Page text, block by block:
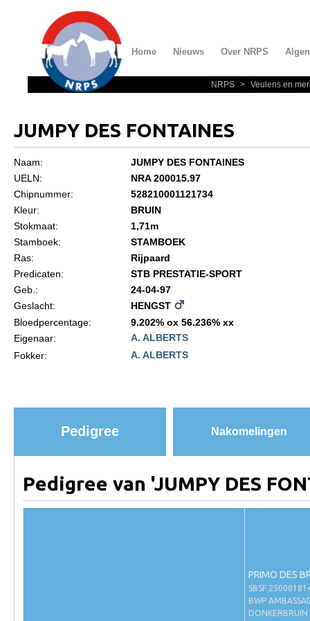
Home Nieuws Over NRPS
Over NRPS
Statuten en reglementen
Algemeen
Paardenpaspoort aanvragen
Informatie overschrijven paspoort
Animal Health Regulation
Gids voor Goede Praktijken
NRPS > Veulens en
JUMPY DES FONTAINES
Naam:
JUMPY DES FONTAINES
UELN:
NRA 200015.97
Chipnummer:
528210001121734
Kleur:
BRUIN
Stokmaat:
1,71m
Stamboek:
STAMBOEK
Ras:
Rijpaard
Predicaten:
STB PRESTATIE-SPORT
Geb.:
24-04-97
Geslacht:
HENGST
Bloedpercentage:
9.202% ox 56.236% xx
Eigenaar:
A. ALBERTS
Fokker:
A. ALBERTS
Pedigree Nakomelingen
Pedigree van 'JUMPY DES
PRIMO DES
SBSF
BWP